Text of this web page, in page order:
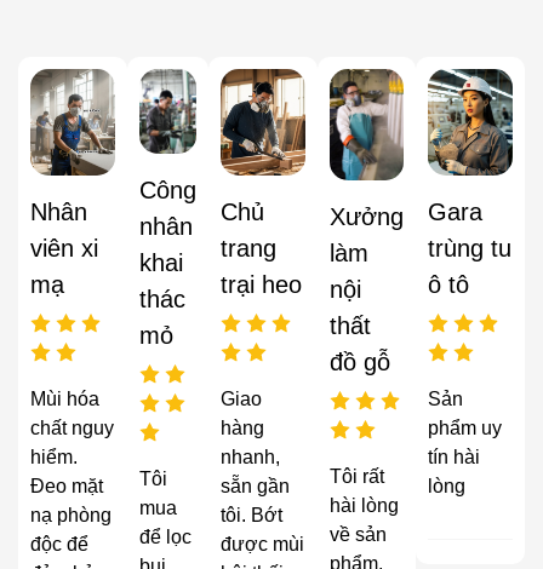
Nhân
viên xi
mạ
Mùi hóa
chất nguy
hiểm.
Đeo mặt
nạ phòng
độc để
Công
nhân
khai
thác
mỏ
Tôi
mua
để lọc
Chủ
trang
trại heo
Giao
hàng
nhanh,
sẵn gần
tôi. Bớt
được mùi
Xưởng
làm
nội
thất
đồ gỗ
Tôi rất
hài lòng
về sản
phẩm,
Gara
trùng tu
ô tô
Sản
phẩm uy
tín hài
lòng